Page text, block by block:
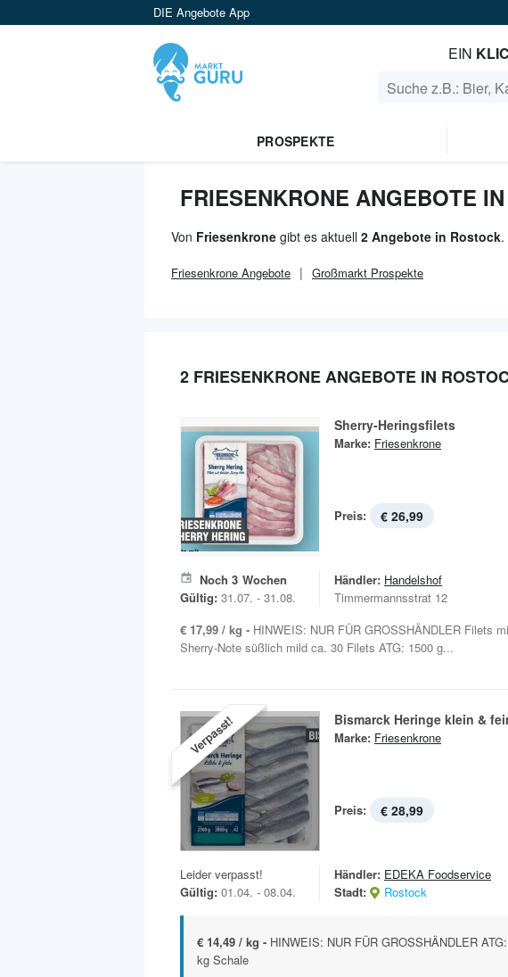
DIE Angebote App
EIN
PROSPEKTE
FRIESENKRONE ANGEBOTE
Von Friesenkrone gibt es aktuell 2 Angebote in Rostock.
Friesenkrone Angebote Großmarkt Prospekte
2 FRIESENKRONE ANGEBOTE IN
Sherry-Heringsfilets
Marke: Friesenkrone
Preis: € 26,99
Noch 3 Wochen
Gültig: 31.07. - 31.08.
Händler: Handelshof
Timmermannsstrat 12
€ 17,99 / kg - HINWEIS: NUR FÜR GROSSHÄNDLER Filets
Sherry-Note süßlich mild ca. 30 Filets ATG: 1500 g...
Verpasst! Bismarck Heringe klein &
Marke: Friesenkrone
Preis: € 28,99
Leider verpasst!
Gültig: 01.04. - 08.04.
Händler: EDEKA Foodservice
Stadt:
Rostock
€ 14,49 / kg - HINWEIS: NUR FÜR GROSSHÄNDLER
kg Schale